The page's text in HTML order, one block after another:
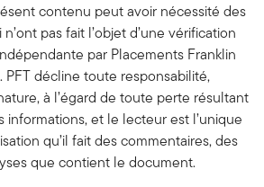
contenu peut avoir nécessité des
pas fait l’objet d’une vérification
par Placements Franklin
PFT décline toute responsabilité,
à l’égard de toute perte résultant
informations, et le lecteur est l’unique
qu’il fait des commentaires, des
que contient le document.